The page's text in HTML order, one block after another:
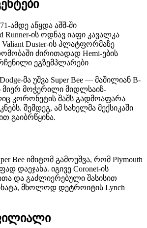
ამდე აწყდა აშშ-ში
Runner-ის ოდნავ იაფი კავალკა
Valiant Duster-ის პლატფორმაზე
ძირითადად Hemi-ების
ეგზემპლარები
მა უშვა Super Bee — მაშილიან B-
მოჭერილი მიდლსაიზ-
კორონეტის შაშს გადმოაფარა
შემდეგ, ამ სახელმა მექსიკაში
გაიბრწყინა.
Bee იმიტომ გამოუშვა, რომ Plymouth
დაეჯახა. იგივე Coronet-ის
და გაძლიერებული შასისით
მხოლოდ დეტროიტის Lynch